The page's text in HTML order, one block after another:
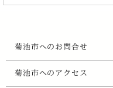
菊池市へのお問合せ
菊池市へのアクセス